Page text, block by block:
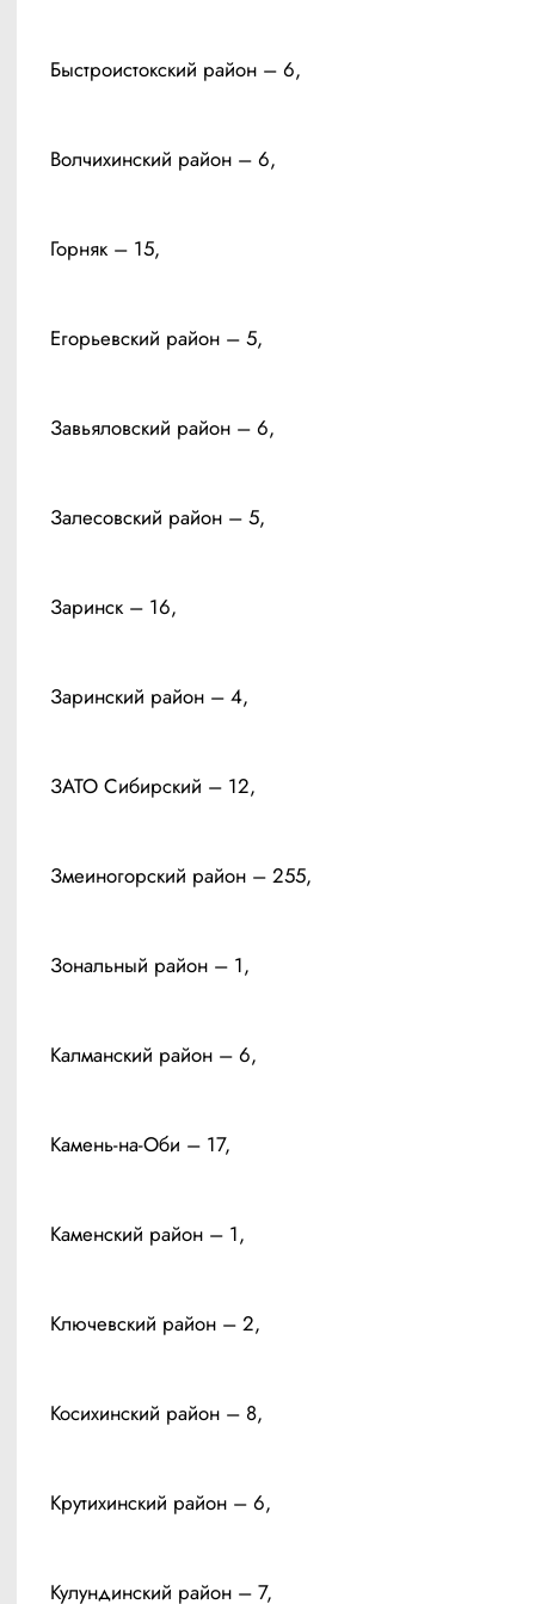
Быстроистокский район – 6,
Волчихинский район – 6,
Горняк – 15,
Егорьевский район – 5,
Завьяловский район – 6,
Залесовский район – 5,
Заринск – 16,
Заринский район – 4,
ЗАТО Сибирский – 12,
Змеиногорский район – 255,
Зональный район – 1,
Калманский район – 6,
Камень-на-Оби – 17,
Каменский район – 1,
Ключевский район – 2,
Косихинский район – 8,
Крутихинский район – 6,
Кулундинский район – 7,